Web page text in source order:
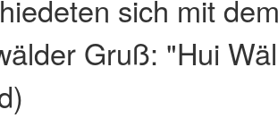
sich mit
Gruß: "Hui